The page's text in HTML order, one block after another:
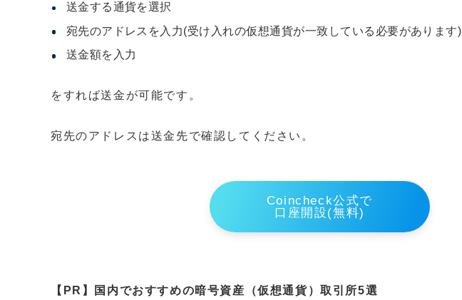
送金する通貨を選択
宛先のアドレスを入力(受け入れの仮想通貨が一致している必要があります)
送金額を入力
をすれば送金が可能です。
宛先のアドレスは送金先で確認してください。
Coincheck公式で
口座開設(無料)
【PR】国内でおすすめの暗号資産（仮想通貨）取引所5選